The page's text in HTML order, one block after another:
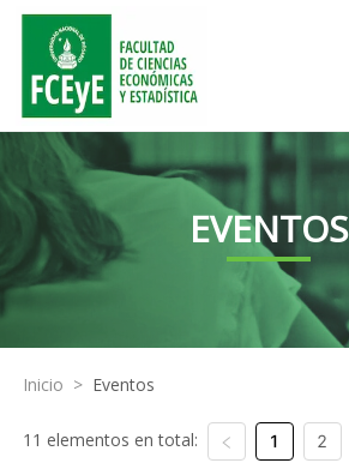
EVENTOS
Inicio > Eventos
11 elementos en total: 1 2